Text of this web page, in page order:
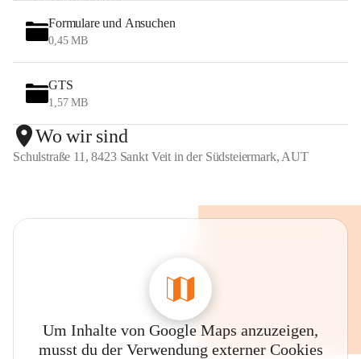
Formulare und Ansuchen
0,45 MB
GTS
1,57 MB
Wo wir sind
Schulstraße 11, 8423 Sankt Veit in der Südsteiermark, AUT
Um Inhalte von Google Maps anzuzeigen,
musst du der Verwendung externer Cookies